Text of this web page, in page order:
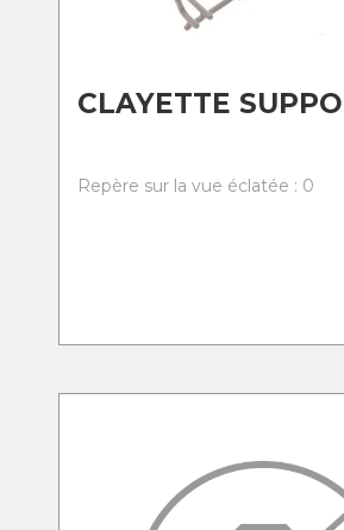
CLAYETTE
Repère sur la vue éclatée : 0